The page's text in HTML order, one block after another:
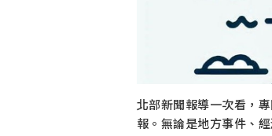
北部新聞報導一次看，
報。無論是地方事件、